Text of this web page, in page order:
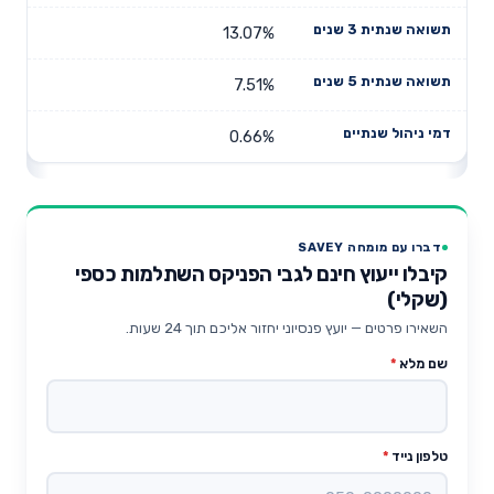
13.07%
7.51%
0.66%
דברו עם מומחה SAVEY
קיבלו ייעוץ חינם לגבי הפניקס השתלמות כספי
(שקלי)
השאירו פרטים — יועץ פנסיוני יחזור אליכם תוך 24 שעות.
שם מלא *
טלפון נייד *